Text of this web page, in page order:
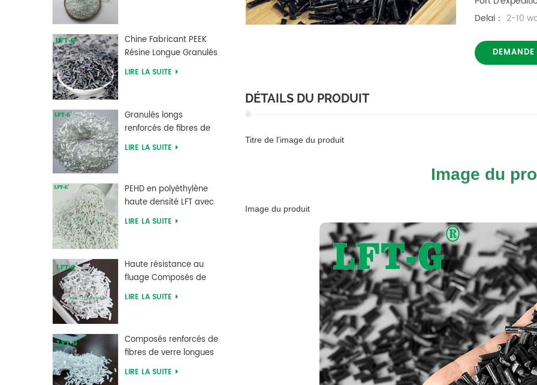
Chine Fabricant PEEK
Résine Longue Granulés
Renforcés De Fibres De
LIRE LA SUITE
Granulés longs
renforcés de fibres de
verre PLA à acide
LIRE LA SUITE
PEHD en polyéthylène
haute densité LFT avec
longue fibre de verre
LIRE LA SUITE
Haute résistance au
fluage Composés de
fibres de verre longues
LIRE LA SUITE
Composés renforcés de
fibres de verre longues
en polybutylène
LIRE LA SUITE
Delai： 2-10
DÉTAILS DU PRODUIT
Titre de l'image du produit
Image du
Image du produit